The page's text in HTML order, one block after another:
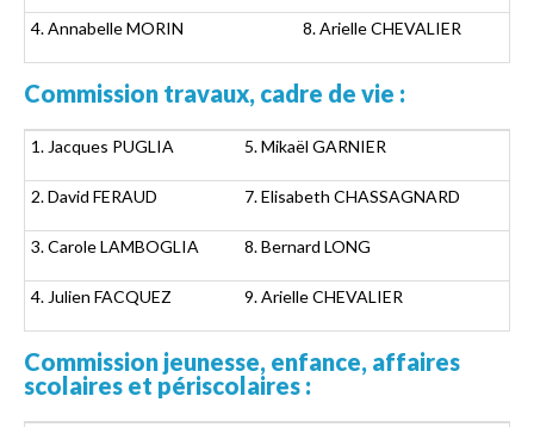
4. Annabelle MORIN 8. Arielle CHEVALIER
Commission travaux, cadre de vie :
1. Jacques PUGLIA 5. Mikaël GARNIER
2. David FERAUD 7. Elisabeth CHASSAGNARD
3. Carole LAMBOGLIA 8. Bernard LONG
4. Julien FACQUEZ 9. Arielle CHEVALIER
Commission jeunesse, enfance, affaires
scolaires et périscolaires :